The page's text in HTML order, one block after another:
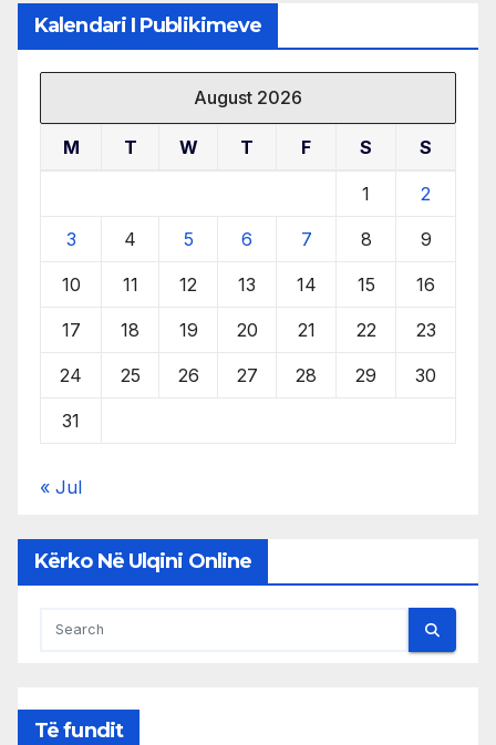
Kalendari I Publikimeve
August 2026
M T W T F S S
1 2
3 4 5 6 7 8 9
10 11 12 13 14 15 16
17 18 19 20 21 22 23
24 25 26 27 28 29 30
31
« Jul
Kërko Në Ulqini Online
Të fundit